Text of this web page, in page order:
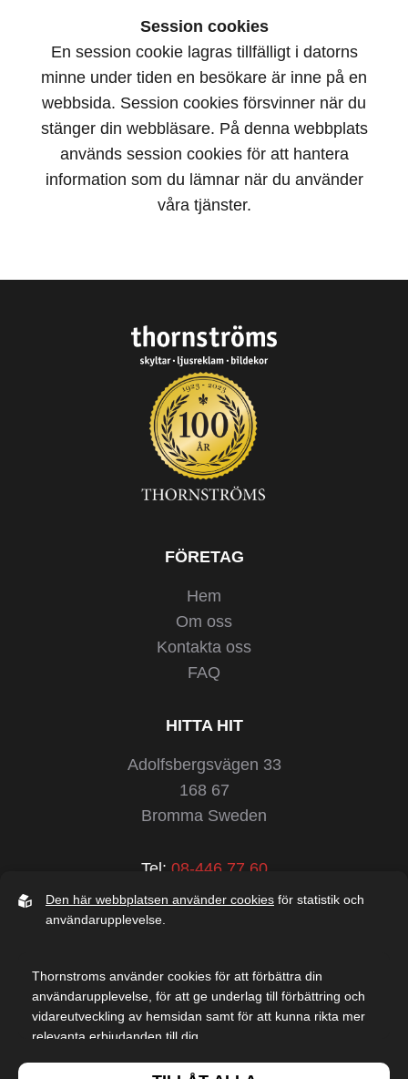
Session cookies
En session cookie lagras tillfälligt i datorns
minne under tiden en besökare är inne på en
webbsida. Session cookies försvinner när du
stänger din webbläsare. På denna webbplats
används session cookies för att hantera
information som du lämnar när du använder
våra tjänster.
FÖRETAG
Hem
Om oss
Kontakta oss
FAQ
HITTA HIT
Adolfsbergsvägen 33
168 67
Bromma Sweden
Tel: 08-446 77 60
info@thornstroms.se
Webb avSphinxly webbyrå
EasywebPubliceringsverktyg
Den här webbplatsen använder cookies för statistik och
användarupplevelse.
Thornstroms använder cookies för att förbättra din
användarupplevelse, för att ge underlag till förbättring och
vidareutveckling av hemsidan samt för att kunna rikta mer
relevanta erbjudanden till dig.